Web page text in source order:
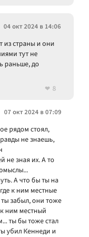
04 окт 2024 в 14:06
из страны и они
тут не
раньше, до
8
07 окт 2024 в 07:09
рядом стоял,
не знаешь,
не зная их. А то
А что бы ты на
к ним местные
ты забыл, они тоже
ним местный
ты бы тоже стал
убил Кеннеди и